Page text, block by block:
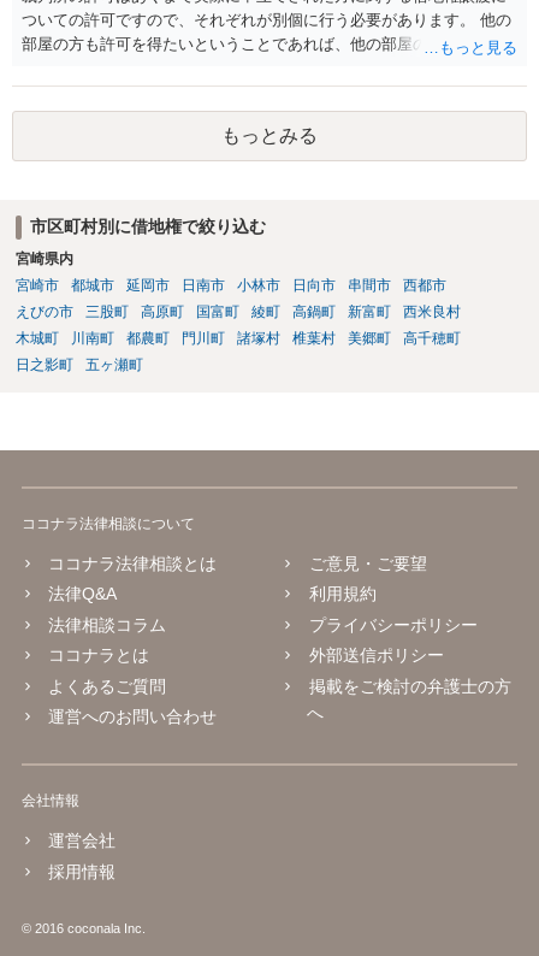
ついての許可ですので、それぞれが別個に行う必要があります。 他の
部屋の方も許可を得たいということであれば、他の部屋の方も同じく
もっとみる
市区町村別に借地権で絞り込む
宮崎県内
宮崎市
都城市 延岡市 日南市 小林市 日向市 串間市
西都市
えびの市
三股町 高原町 国富町 綾町 高鍋町 新富町
西米良村
木城町
川南町 都農町 門川町 諸塚村 椎葉村 美郷町
高千穂町
日之影町
五ヶ瀬町
ココナラ法律相談について
ココナラ法律相談とは
法律Q&A
法律相談コラム
ココナラとは
よくあるご質問
運営へのお問い合わせ
ご意見・ご要望
利用規約
プライバシーポリシー
外部送信ポリシー
掲載をご検討の弁護士の方
へ
会社情報
運営会社
採用情報
© 2016 coconala Inc.